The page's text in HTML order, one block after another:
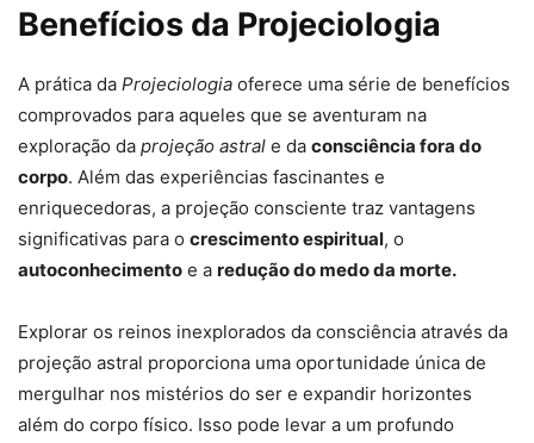
Benefícios da Projeciologia
A prática da Projeciologia oferece uma série de benefícios
comprovados para aqueles que se aventuram na
exploração da projeção astral e da consciência fora do
corpo. Além das experiências fascinantes e
enriquecedoras, a projeção consciente traz vantagens
significativas para o crescimento espiritual, o
autoconhecimento e a redução do medo da morte.
Explorar os reinos inexplorados da consciência através da
projeção astral proporciona uma oportunidade única de
mergulhar nos mistérios do ser e expandir horizontes
além do corpo físico. Isso pode levar a um profundo